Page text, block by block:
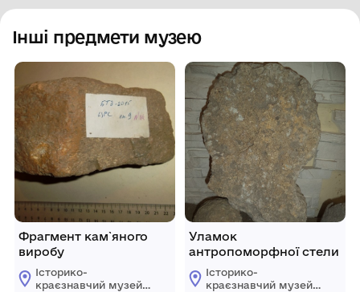
Інші предмети музею
Фрагмент кам`яного
виробу
Історико-
краєзнавчий музей
Уламок
антропоморфної стели
Історико-
краєзнавчий музей